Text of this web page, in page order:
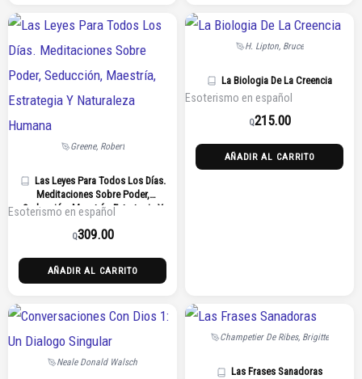
Greene, Robert
Las Leyes Para Todos Los Días.
Meditaciones Sobre Poder,
Seducción, Maestría, Estrategia Y
Naturaleza Humana
Esoterismo en español
Q309.00
AÑADIR AL CARRITO
H. Lipton, Bruce
La Biologia De La Creencia
Esoterismo en español
Q215.00
AÑADIR AL CARRITO
Neale Donald Walsch
Champetier De Ribes, Brigitte
Las Frases Sanadoras